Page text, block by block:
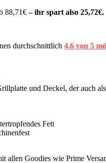
88,71€– ihr spart also 25,72€.
durchschnittlich 4,6 von 5
und Deckel, der auch
Fett
allen Goodies wie Prime